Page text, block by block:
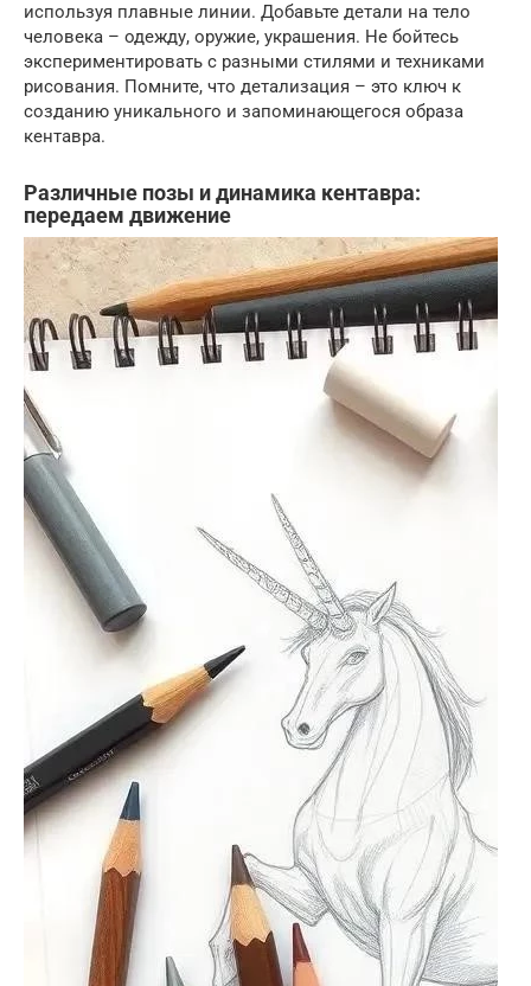
используя плавные линии. Добавьте детали на тело
человека – одежду, оружие, украшения. Не бойтесь
экспериментировать с разными стилями и техниками
рисования. Помните, что детализация – это ключ к
созданию уникального и запоминающегося образа
кентавра.
Различные позы и динамика кентавра:
передаем движение